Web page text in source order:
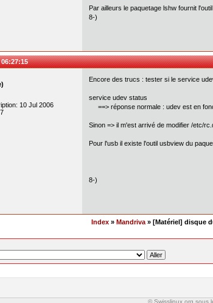
Par ailleurs le paquetage lshw fournit
8-)
06:27:15
10 Jul 2006
Encore des trucs : tester si le service
service udev status
==> réponse normale : udev est en
Sinon => il m'est arrivé de modifier /etc/
Pour l'usb il existe l'outil usbview du
8-)
Index » Mandriva » [Matériel] disque
© Swisslinux.org sous